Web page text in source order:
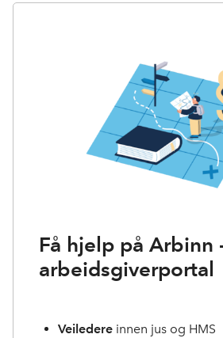
Få hjelp på Arbinn
arbeidsgiverportal
Veiledere innen jus og HMS